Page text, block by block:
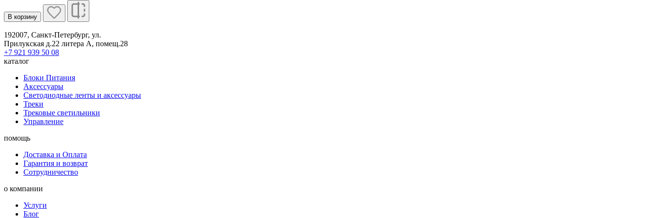
В корзину
192007, Санкт-Петербург, ул.
Прилукская д.22 литера А, помещ.28
+7 921 939 50 08
каталог
Блоки Питания
Аксессуары
Светодиодные ленты и аксессуары
Треки
Трековые светильники
Управление
помощь
Доставка и Оплата
Гарантия и возврат
Сотрудничество
о компании
Услуги
Блог